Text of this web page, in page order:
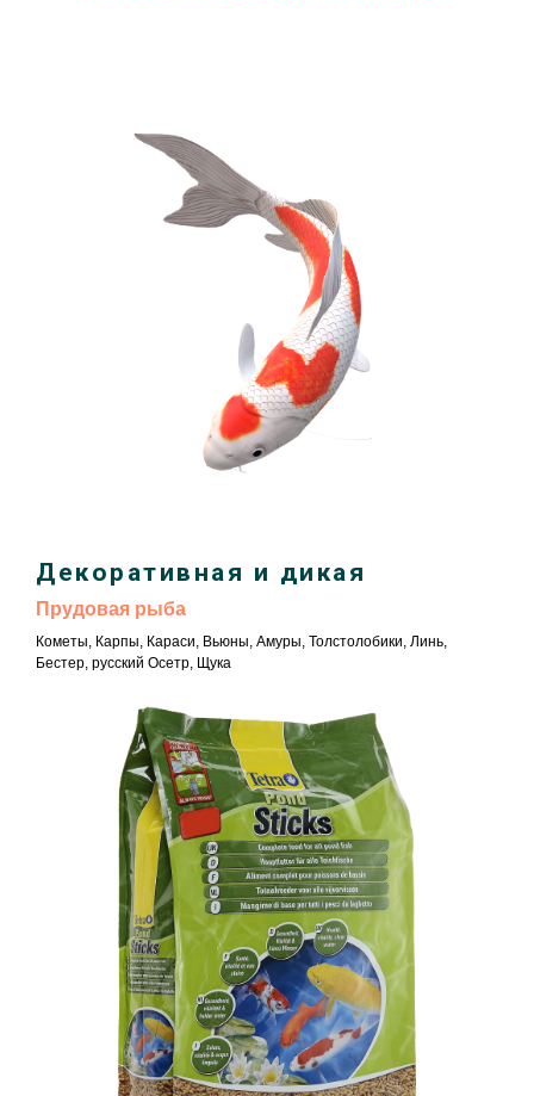
Декоративная и дикая
Прудовая рыба
Кометы, Карпы, Караси, Вьюны, Амуры, Толстолобики, Линь,
Бестер, русский Осетр, Щука